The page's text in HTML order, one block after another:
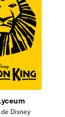
Disney